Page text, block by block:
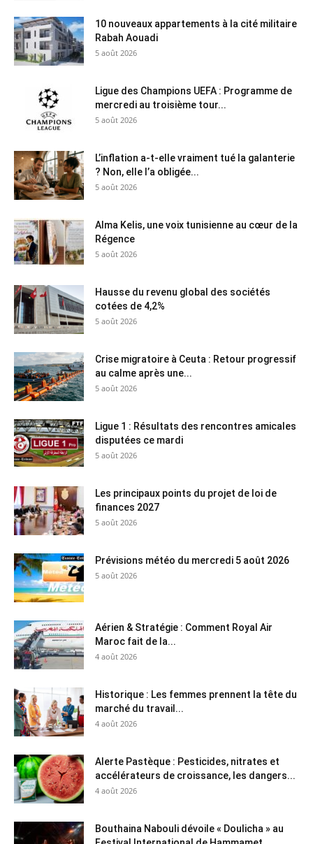
10 nouveaux appartements à la cité militaire
Rabah Aouadi
5 août 2026
Ligue des Champions UEFA : Programme de
mercredi au troisième tour...
5 août 2026
L’inflation a-t-elle vraiment tué la galanterie
? Non, elle l’a obligée...
5 août 2026
Alma Kelis, une voix tunisienne au cœur de la
Régence
5 août 2026
Hausse du revenu global des sociétés
cotées de 4,2%
5 août 2026
Crise migratoire à Ceuta : Retour progressif
au calme après une...
5 août 2026
Ligue 1 : Résultats des rencontres amicales
disputées ce mardi
5 août 2026
Les principaux points du projet de loi de
finances 2027
5 août 2026
Prévisions météo du mercredi 5 août 2026
5 août 2026
Aérien & Stratégie : Comment Royal Air
Maroc fait de la...
4 août 2026
Historique : Les femmes prennent la tête du
marché du travail...
4 août 2026
Alerte Pastèque : Pesticides, nitrates et
accélérateurs de croissance, les dangers...
4 août 2026
Bouthaina Nabouli dévoile « Doulicha » au